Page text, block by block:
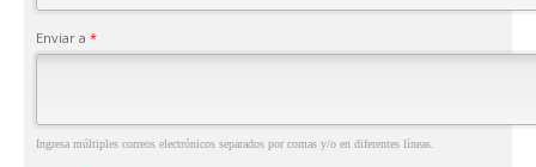
Enviar a *
Ingresa múltiples correos electrónicos separados por comas y/o en diferentes líneas.